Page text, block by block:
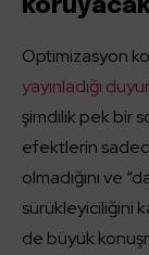
Optimizasyon
yayınladığı
şimdilik pek bir
efektlerin
olmadığını ve
sürükleyiciliğini
de büyük